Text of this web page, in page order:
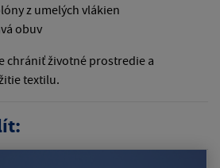
z umelých vlákien
obuv
chrániť životné prostredie a
textilu.